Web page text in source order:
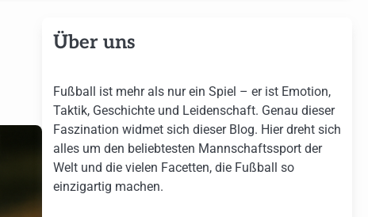
Über uns
Fußball ist mehr als nur ein Spiel – er ist Emotion,
Taktik, Geschichte und Leidenschaft. Genau dieser
Faszination widmet sich dieser Blog. Hier dreht sich
alles um den beliebtesten Mannschaftssport der
Welt und die vielen Facetten, die Fußball so
einzigartig machen.